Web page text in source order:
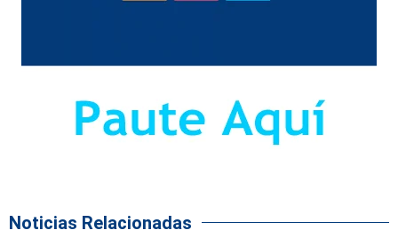
Noticias Relacionadas